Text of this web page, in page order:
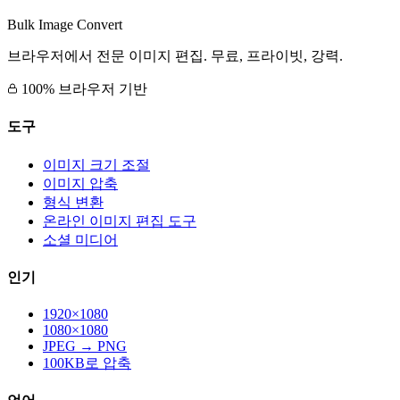
Bulk Image Convert
브라우저에서 전문 이미지 편집. 무료, 프라이빗, 강력.
100% 브라우저 기반
도구
이미지 크기 조절
이미지 압축
형식 변환
온라인 이미지 편집 도구
소셜 미디어
인기
1920×1080
1080×1080
JPEG → PNG
100KB로 압축